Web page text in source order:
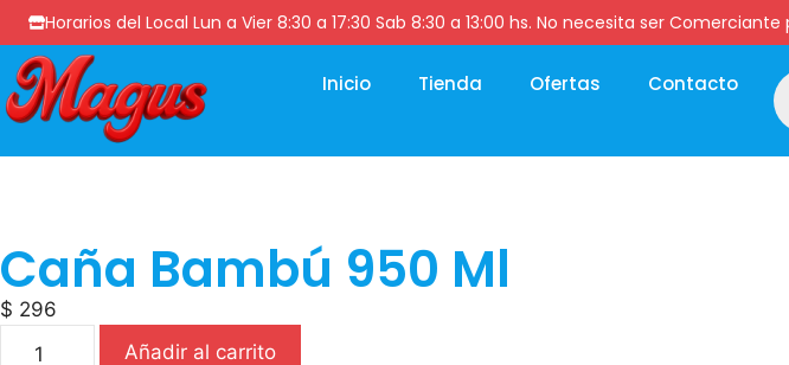
Horarios del Local Lun a Vier 8:30 a 17:30 Sab 8:30 a 13:00 hs. No necesita ser
Inicio Tienda Ofertas Contacto
Caña Bambú 950 Ml
$ 296
Añadir al carrito